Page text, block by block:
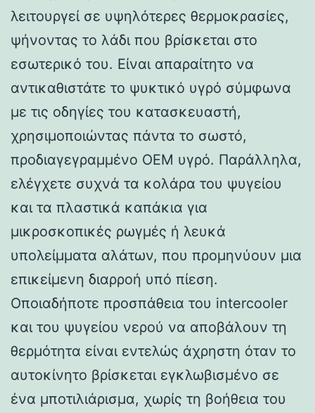
λειτουργεί σε υψηλότερες θερμοκρασίες,
ψήνοντας το λάδι που βρίσκεται στο
εσωτερικό του. Είναι απαραίτητο να
αντικαθιστάτε το ψυκτικό υγρό σύμφωνα
με τις οδηγίες του κατασκευαστή,
χρησιμοποιώντας πάντα το σωστό,
προδιαγεγραμμένο OEM υγρό. Παράλληλα,
ελέγχετε συχνά τα κολάρα του ψυγείου
και τα πλαστικά καπάκια για
μικροσκοπικές ρωγμές ή λευκά
υπολείμματα αλάτων, που προμηνύουν μια
επικείμενη διαρροή υπό πίεση.
Οποιαδήποτε προσπάθεια του intercooler
και του ψυγείου νερού να αποβάλουν τη
θερμότητα είναι εντελώς άχρηστη όταν το
αυτοκίνητο βρίσκεται εγκλωβισμένο σε
ένα μποτιλιάρισμα, χωρίς τη βοήθεια του